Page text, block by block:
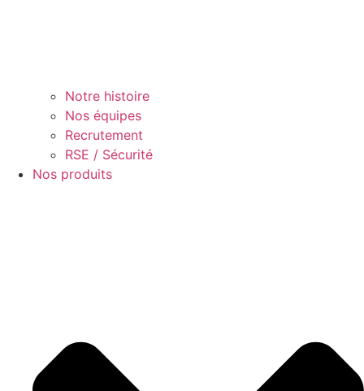
Notre histoire
Nos équipes
Recrutement
RSE / Sécurité
Nos produits